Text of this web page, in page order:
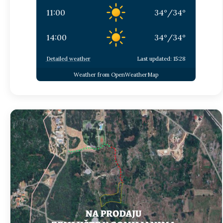
11:00 34°/34°
14:00 34°/34°
Detailed weather Last updated: 15:28
Weather from OpenWeatherMap